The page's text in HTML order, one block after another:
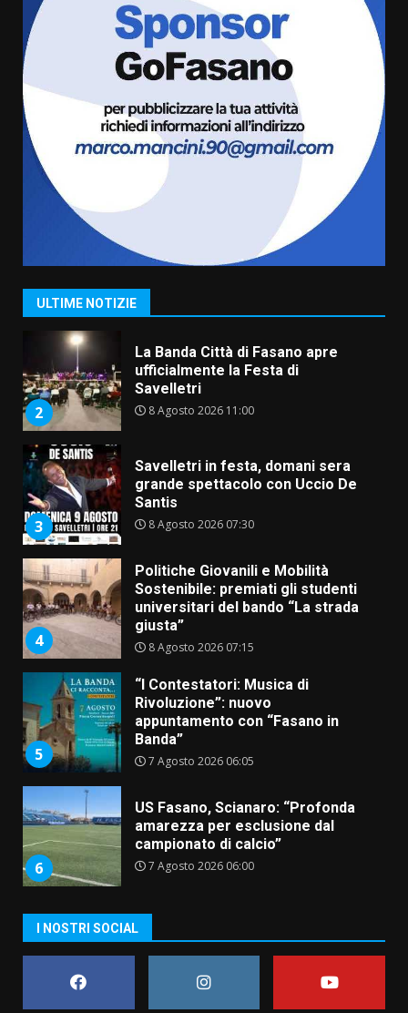
ULTIME NOTIZIE
US Fasano, Scianaro: “Profonda
amarezza per esclusione dal
campionato di calcio”
7 Agosto 2026 06:00
Fasanese ferito a colpi di arma
da fuoco
6 Agosto 2026 18:13
1
Serie D, l’Us Fasano non molla e
conferma di voler ricorrere per
2
La Banda Città di Fasano apre
ufficialmente la Festa di
Savelletri
8 Agosto 2026 11:00
3
Savelletri in festa, domani sera
grande spettacolo con Uccio De
Santis
8 Agosto 2026 07:30
4
Politiche Giovanili e Mobilità
Sostenibile: premiati gli studenti
universitari del bando “La strada
giusta”
8 Agosto 2026 07:15
5
“I Contestatori: Musica di
Rivoluzione”: nuovo
appuntamento con “Fasano in
Banda”
7 Agosto 2026 06:05
6
US Fasano, Scianaro: “Profonda
amarezza per esclusione dal
campionato di calcio”
7 Agosto 2026 06:00
Fasanese ferito a colpi di arma
I NOSTRI SOCIAL